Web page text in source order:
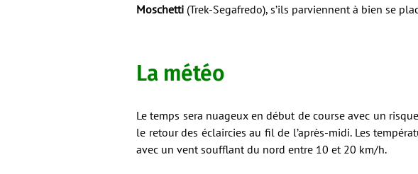
Moschetti (Trek-Segafredo), s’ils parviennent à bien se
La météo
Le temps sera nuageux en début de course avec un
le retour des éclaircies au fil de l’après-midi. Les
avec un vent soufflant du nord entre 10 et 20 km/h.